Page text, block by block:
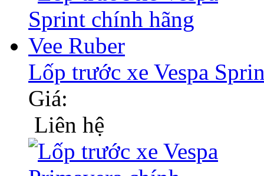
Lốp trước xe Vespa
Giá:
Liên hệ